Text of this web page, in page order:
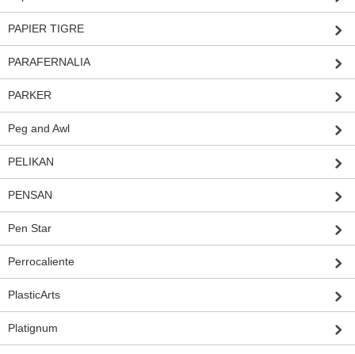
PAPIER TIGRE
PARAFERNALIA
PARKER
Peg and Awl
PELIKAN
PENSAN
Pen Star
Perrocaliente
PlasticArts
Platignum